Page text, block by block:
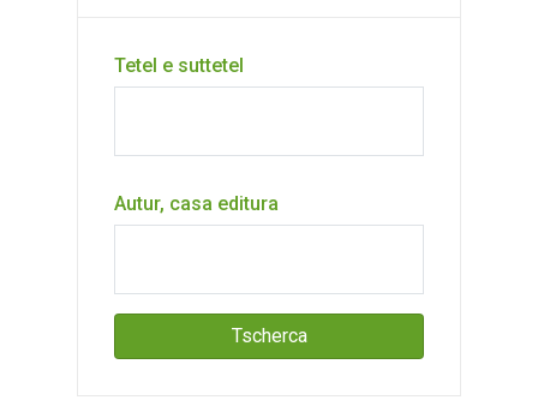
Tetel e suttetel
Autur, casa editura
Tscherca